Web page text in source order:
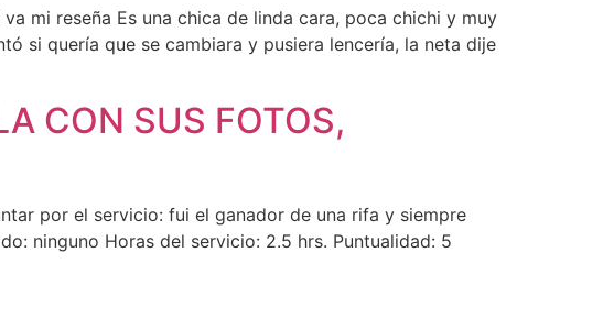
mi reseña Es una chica de linda cara, poca chichi y muy
si quería que se cambiara y pusiera lencería, la neta dije
CON SUS FOTOS,
por el servicio: fui el ganador de una rifa y siempre
ninguno Horas del servicio: 2.5 hrs. Puntualidad: 5